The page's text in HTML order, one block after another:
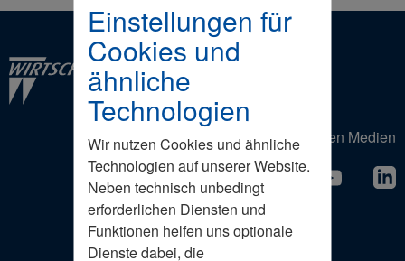
Einstellungen für
Cookies und
ähnliche
Technologien
Wir nutzen Cookies und ähnliche
Technologien auf unserer Website.
Neben technisch unbedingt
erforderlichen Diensten und
Funktionen helfen uns optionale
Dienste dabei, die
Der Wirtschaftsrat in den Sozialen Medien